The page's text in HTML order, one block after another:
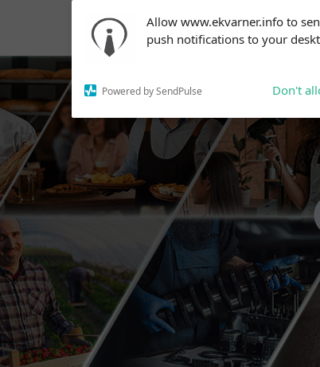
Allow www.ekvarner.info to
push notifications to your
Powered by SendPulse Don't
notifications!
To enable permission prompts, click
on the notification icon